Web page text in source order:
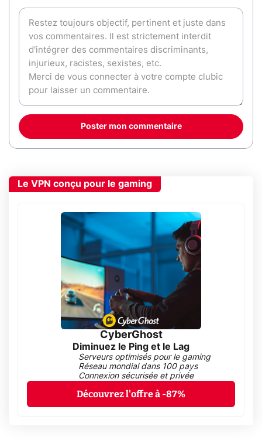
Poster mon commentaire
Le VPN conçu pour le gaming
CyberGhost
Diminuez le Ping et le Lag
Serveurs optimisés pour le gaming
Réseau mondial dans 100 pays
Connexion sécurisée et privée
Découvrez l'offre à -87%